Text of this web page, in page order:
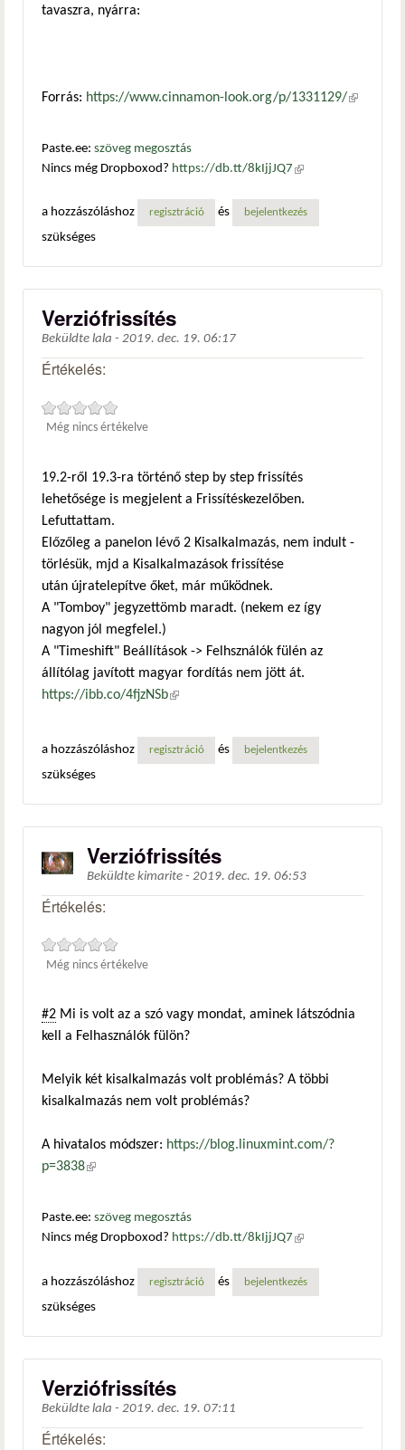
tavaszra, nyárra:
Forrás: https://www.cinnamon-look.org/p/1331129/(külső
Paste.ee: szöveg megosztás
Nincs még Dropboxod? https://db.tt/8kIjjJQ7 (külső
a hozzászóláshoz
regisztráció és bejelentkezés
szükséges
Verziófrissítés
Beküldte lala - 2019. dec. 19. 06:17
Értékelés:
Még nincs értékelve
19.2-ről 19.3-ra történő step by step frissítés
lehetősége is megjelent a Frissítéskezelőben.
Lefuttattam.
Előzőleg a panelon lévő 2 Kisalkalmazás, nem indult -
törlésük, mjd a Kisalkalmazások frissítése
után újratelepítve őket, már működnek.
A "Tomboy" jegyzettömb maradt. (nekem ez így
nagyon jól megfelel.)
A "Timeshift" Beállítások -> Felhsználók fülén az
állítólag javított magyar fordítás nem jött át.
https://ibb.co/4fjzNSb(külső hivatkozás)
a hozzászóláshoz regisztráció és bejelentkezés
szükséges
Verziófrissítés
Beküldte kimarite - 2019. dec. 19. 06:53
Értékelés:
Még nincs értékelve
#2 Mi is volt az a szó vagy mondat, aminek látszódnia
kell a Felhasználók fülön?
Melyik két kisalkalmazás volt problémás? A többi
kisalkalmazás nem volt problémás?
A hivatalos módszer: https://blog.linuxmint.com/?
p=3838(külső hivatkozás)
Paste.ee: szöveg megosztás
Nincs még Dropboxod? https://db.tt/8kIjjJQ7 (külső
a hozzászóláshoz
regisztráció és bejelentkezés
szükséges
Verziófrissítés
Beküldte lala - 2019. dec. 19. 07:11
Értékelés: